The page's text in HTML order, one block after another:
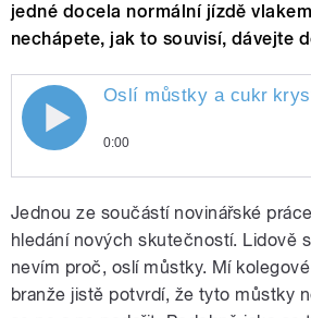
jedné docela normální jízdě
nechápete, jak to souvisí, dávejte
Oslí můstky a cukr
0:00
Jednou ze součástí novinářské
hledání nových skutečností. Lidově
nevím proč, oslí můstky. Mí
branže jistě potvrdí, že tyto můstky